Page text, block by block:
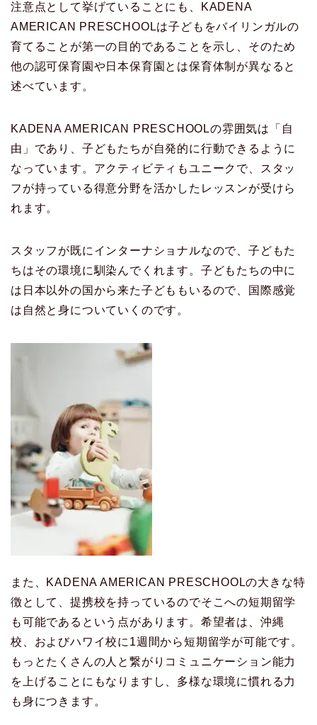
注意点として挙げていることにも、KADENA
AMERICAN PRESCHOOLは子どもをバイリンガルの
育てることが第一の目的であることを示し、そのため
他の認可保育園や日本保育園とは保育体制が異なると
述べています。
KADENA AMERICAN PRESCHOOLの雰囲気は「自
由」であり、子どもたちが自発的に行動できるように
なっています。アクティビティもユニークで、スタッ
フが持っている得意分野を活かしたレッスンが受けら
れます。
スタッフが既にインターナショナルなので、子どもた
ちはその環境に馴染んでくれます。子どもたちの中に
は日本以外の国から来た子どももいるので、国際感覚
は自然と身についていくのです。
また、KADENA AMERICAN PRESCHOOLの大きな特
徴として、提携校を持っているのでそこへの短期留学
も可能であるという点があります。希望者は、沖縄
校、およびハワイ校に1週間から短期留学が可能です。
もっとたくさんの人と繋がりコミュニケーション能力
を上げることにもなりますし、多様な環境に慣れる力
も身につきます。